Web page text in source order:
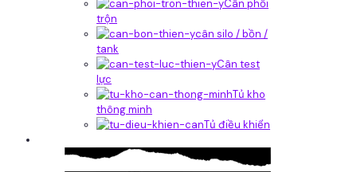
Cân phối
trộn
cân silo / bồn /
tank
Cân test
lực
Tủ kho
thông minh
Tủ điều khiển